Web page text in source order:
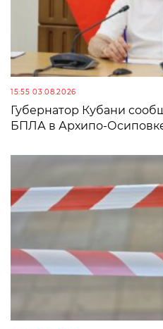
15:55 03.08.2026
Губернатор Кубани
БПЛА в Архипо-